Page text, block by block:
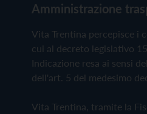
Amministrazione
Vita Trentina percepisce
cui al decreto legislativo
Indicazione resa ai sensi
dell'art. 5 del medesimo
Vita Trentina, tramite la